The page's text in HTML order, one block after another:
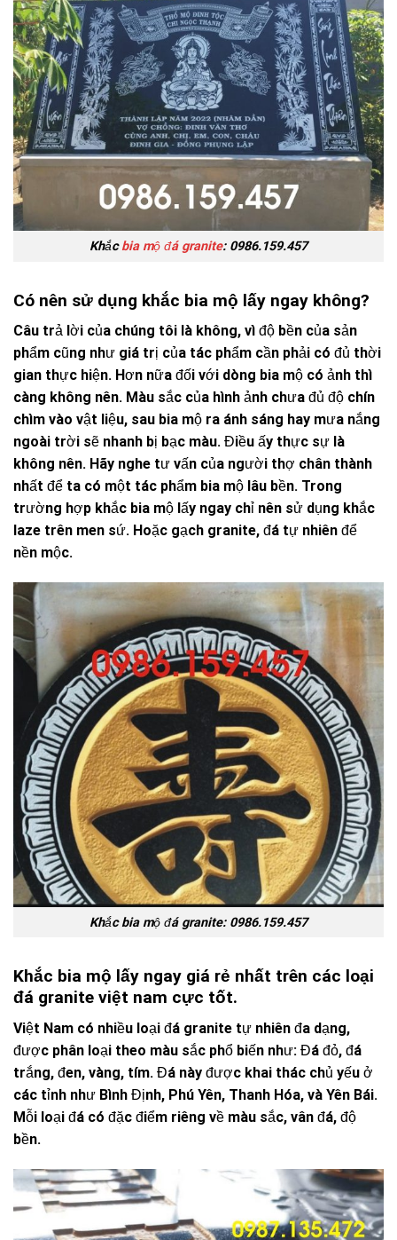
Khắcbia mộ đá granite: 0986.159.457
Có nên sử dụng khắc bia mộ lấy ngay không?
Câu trả lời của chúng tôi là không, vì độ bền của sản
phẩm cũng như giá trị của tác phẩm cần phải có đủ thời
gian thực hiện. Hơn nữa đối với dòng bia mộ có ảnh thì
càng không nên. Màu sắc của hình ảnh chưa đủ độ chín
chìm vào vật liệu, sau bia mộ ra ánh sáng hay mưa nắng
ngoài trời sẽ nhanh bị bạc màu. Điều ấy thực sự là
không nên. Hãy nghe tư vấn của người thợ chân thành
nhất để ta có một tác phẩm bia mộ lâu bền. Trong
trường hợp khắc bia mộ lấy ngay chỉ nên sử dụng khắc
laze trên men sứ. Hoặc gạch granite, đá tự nhiên để
nền mộc.
Khắc bia mộ đá granite: 0986.159.457
Khắc bia mộ lấy ngay giá rẻ nhất trên các loại
đá granite việt nam cực tốt.
Việt Nam có nhiều loại đá granite tự nhiên đa dạng,
được phân loại theo màu sắc phổ biến như: Đá đỏ, đá
trắng, đen, vàng, tím. Đá này được khai thác chủ yếu ở
các tỉnh như Bình Định, Phú Yên, Thanh Hóa, và Yên Bái.
Mỗi loại đá có đặc điểm riêng về màu sắc, vân đá, độ
bền.